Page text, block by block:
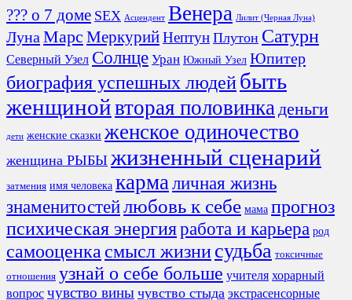
??? о 7 доме SEX Асцендент Венера Лилит (Черная Луна)
Луна Марс МеркурийНептун Плутон Сатурн
Северный Узел Солнце Уран Южный Узел Юпитер
биография успешных людейбыть
женщинойвторая половинкаденьги
дети женские сказки женское одиночество
женщина РЫБЫ жизненный сценарий
затмения имя человека кармаличная жизнь
знаменитостейлюбовь к себе мама прогноз
психическая энергияработа и карьера род
самооценкасмысл жизнисудьба токсичные
отношения узнай о себе больше учителя хорарный
вопрос чувство вины чувство стыда экстрасенсорные